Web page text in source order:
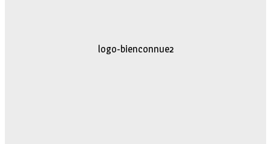
logo-movimiento.fw